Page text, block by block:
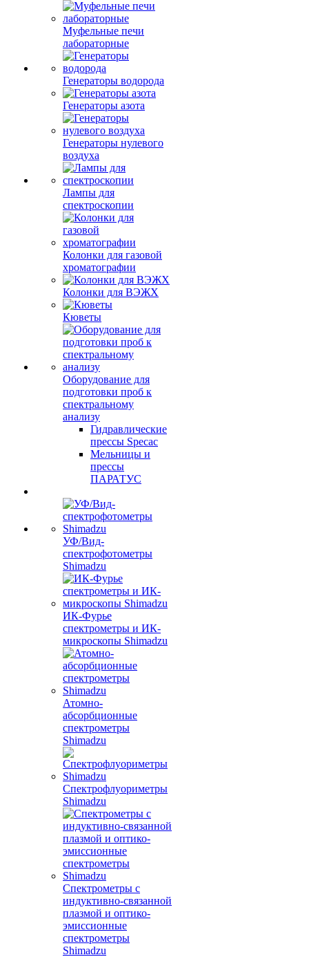
Муфельные печи
лабораторные
Генераторы водорода
Генераторы азота
Генераторы нулевого
воздуха
Лампы для
спектроскопии
Колонки для газовой
хроматографии
Колонки для ВЭЖХ
Кюветы
Оборудование для
подготовки проб к
спектральному
анализу
Гидравлические
прессы Specac
Мельницы и
прессы
ПАРАТУС
УФ/Вид-
спектрофотометры
Shimadzu
ИК-Фурье
спектрометры и ИК-
микроскопы Shimadzu
Атомно-
абсорбционные
спектрометры
Shimadzu
Спектрофлуориметры
Shimadzu
Спектрометры с
индуктивно-связанной
плазмой и оптико-
эмиссионные
спектрометры
Shimadzu